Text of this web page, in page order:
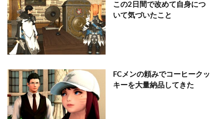
この2日間で改めて自身につ
いて気づいたこと
FCメンの頼みでコーヒークッ
キーを大量納品してきた